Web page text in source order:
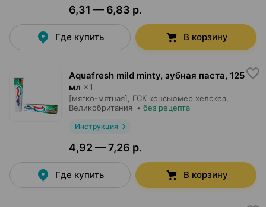
6,31 — 6,83 р.
Где купить В корзину
Aquafresh mild minty, зубная паста, 125
мл ×1
[мягко-мятная], ГСК консьюмер хелскеа
Великобритания • без рецепта
Инструкция
4,92 — 7,26 р.
Где купить В корзину